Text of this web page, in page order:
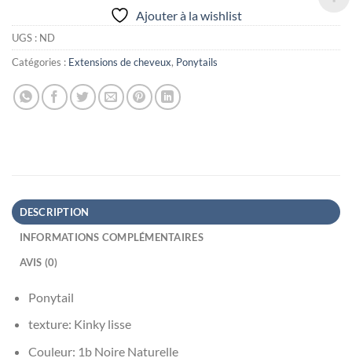
Ajouter à la wishlist
UGS : ND
Catégories : Extensions de cheveux, Ponytails
DESCRIPTION
INFORMATIONS COMPLÉMENTAIRES
AVIS (0)
Ponytail
texture: Kinky lisse
Couleur: 1b Noire Naturelle